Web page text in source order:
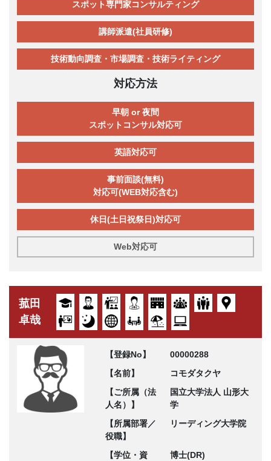
スポット専門家コンサルティング
講師派遣(社員研修)
技術動向調査・市場調査・技術ライティング
対応方法
早朝 or 夜間
スポットコンサル対応可
英語対応可
事前面談(無料)
対応可(WEB対応含む)
休日(土日祝祭日)対応可
Web対応可
菰田
卓哉
【登録No】
00000288
【名前】
コモダタクヤ
【ご所属（法
人名）】
国立大学法人 山形大
学
【所属部署／
役職】
リーディング大学院
【学位・資
博士(DR)